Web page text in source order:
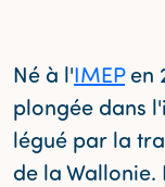
Né à l'IMEPen
plongée dans
légué par la
de la